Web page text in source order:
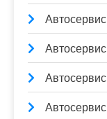
Автосервис
Автосервис
Автосервис
Автосервис